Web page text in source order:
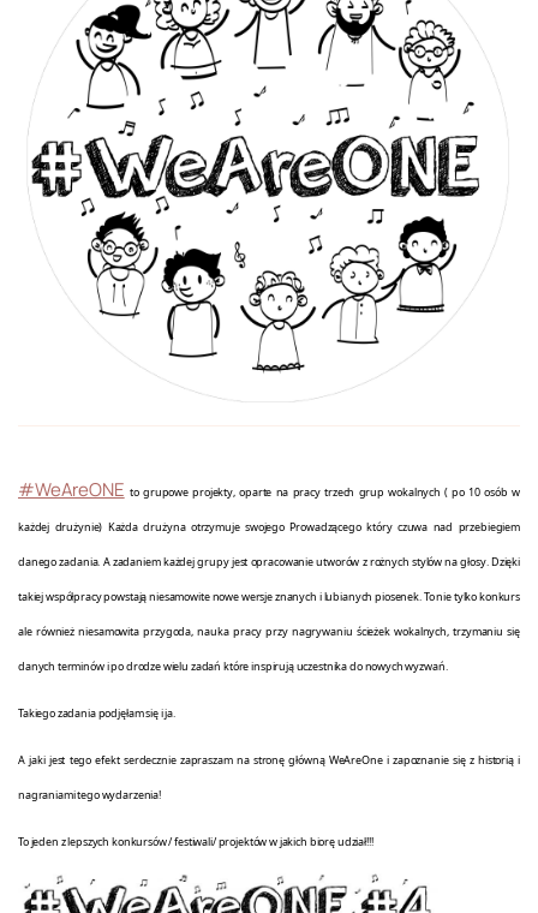
#WeAreONE to grupowe projekty, oparte na pracy trzech grup wokalnych ( po 10 osób w
każdej drużynie) Każda drużyna otrzymuje swojego Prowadzącego który czuwa nad przebiegiem
danego zadania. A zadaniem każdej grupy jest opracowanie utworów z rożnych stylów na głosy. Dzięki
takiej współpracy powstają niesamowite nowe wersje znanych i lubianych piosenek. To nie tylko konkurs
ale również niesamowita przygoda, nauka pracy przy nagrywaniu ścieżek wokalnych, trzymaniu się
danych terminów i po drodze wielu zadań które inspirują uczestnika do nowych wyzwań.
Takiego zadania podjęłam się i ja.
A jaki jest tego efekt serdecznie zapraszam na stronę główną WeAreOne i zapoznanie się z historią i
nagraniami tego wydarzenia!
To jeden z lepszych konkursów / festiwali/ projektów w jakich biorę udział!!!